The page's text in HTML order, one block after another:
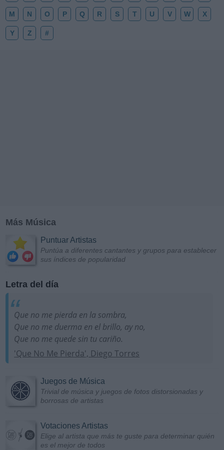
M N O P Q R S T U V W X
Y Z #
Más Música
Puntuar Artistas
Puntúa a diferentes cantantes y grupos para establecer
sus índices de popularidad
Letra del día
Que no me pierda en la sombra,
Que no me duerma en el brillo, ay no,
Que no me quede sin tu cariño.
'Que No Me Pierda', Diego Torres
Juegos de Música
Trivial de música y juegos de fotos distorsionadas y
borrosas de artistas
Votaciones Artistas
Elige al artista que más te guste para determinar quién
es el mejor de todos